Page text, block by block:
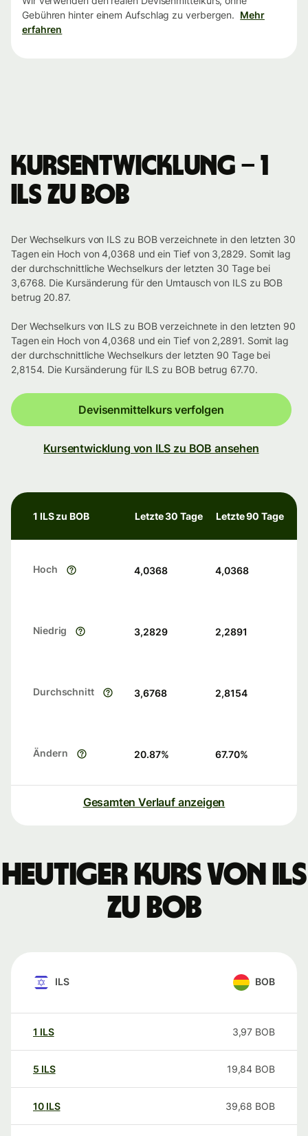
Gebühren hinter einem Aufschlag zu verbergen. Mehr
erfahren
Kursentwicklung – 1
ILS zu BOB
Der Wechselkurs von ILS zu BOB verzeichnete in den letzten 30
Tagen ein Hoch von 4,0368 und ein Tief von 3,2829. Somit lag
der durchschnittliche Wechselkurs der letzten 30 Tage bei
3,6768. Die Kursänderung für den Umtausch von ILS zu BOB
betrug 20.87.
Der Wechselkurs von ILS zu BOB verzeichnete in den letzten 90
Tagen ein Hoch von 4,0368 und ein Tief von 2,2891. Somit lag
der durchschnittliche Wechselkurs der letzten 90 Tage bei
2,8154. Die Kursänderung für ILS zu BOB betrug 67.70.
Devisenmittelkurs verfolgen
Kursentwicklung von ILS zu BOB ansehen
1 ILS zu BOB Letzte 30 Tage Letzte 90 Tage
Hoch 4,0368 4,0368
Niedrig 3,2829 2,2891
Durchschnitt 3,6768 2,8154
Ändern 20.87% 67.70%
Gesamten Verlauf anzeigen
Heutiger Kurs von ILS
zu BOB
ILS BOB
1 ILS 3,97 BOB
5 ILS 19,84 BOB
10 ILS 39,68 BOB